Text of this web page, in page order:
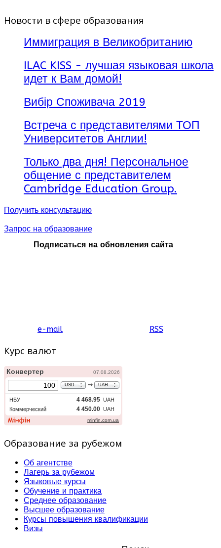
Новости в сфере образования
Иммиграция в Великобританию
ILAC KISS - лучшая языковая школа
идет к Вам домой!
Вибір Споживача 2019
Встреча с представителями ТОП
Университетов Англии!
Только два дня! Персональное
общение с представителем
Cambridge Education Group.
Получить консультацию
Запрос на образование
Подписаться на обновления сайта
e-mail RSS
Курс валют
Образование за рубежом
Об агентстве
Лагерь за рубежом
Языковые курсы
Обучение и практика
Среднее образование
Высшее образование
Курсы повышения квалификации
Визы